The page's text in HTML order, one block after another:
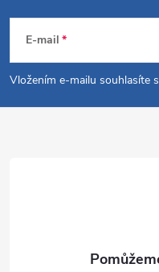
p
a
E-mail
Vložením e-mailu souhlasíte s